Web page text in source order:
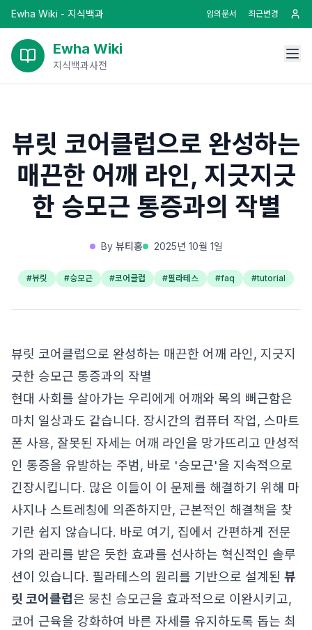
Ewha Wiki - 지식백과 임의문서 최근변경
Ewha Wiki
지식백과사전
뷰릿 코어클럽으로 완성하는
매끈한 어깨 라인, 지긋지긋
한 승모근 통증과의 작별
By 뷰티홍 2025년 10월 1일
#뷰릿 #승모근 #코어클럽 #필라테스 #faq #tutorial
뷰릿 코어클럽으로 완성하는 매끈한 어깨 라인, 지긋지
긋한 승모근 통증과의 작별
현대 사회를 살아가는 우리에게 어깨와 목의 뻐근함은
마치 일상과도 같습니다. 장시간의 컴퓨터 작업, 스마트
폰 사용, 잘못된 자세는 어깨 라인을 망가뜨리고 만성적
인 통증을 유발하는 주범, 바로 '승모근'을 지속적으로
긴장시킵니다. 많은 이들이 이 문제를 해결하기 위해 마
사지나 스트레칭에 의존하지만, 근본적인 해결책을 찾
기란 쉽지 않습니다. 바로 여기, 집에서 간편하게 전문
가의 관리를 받은 듯한 효과를 선사하는 혁신적인 솔루
션이 있습니다. 필라테스의 원리를 기반으로 설계된 뷰
릿 코어클럽은 뭉친 승모근을 효과적으로 이완시키고,
코어 근육을 강화하여 바른 자세를 유지하도록 돕는 최